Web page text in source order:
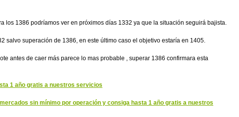
los 1386 podríamos ver en próximos días 1332 ya que la situación seguirá bajista.
salvo superación de 1386, en este último caso el objetivo estaría en 1405.
antes de caer más parece lo mas probable , superar 1386 confirmara esta
1 año gratis a nuestros servicios
mercados sin mínimo por operación y consiga hasta 1 año gratis a nuestros